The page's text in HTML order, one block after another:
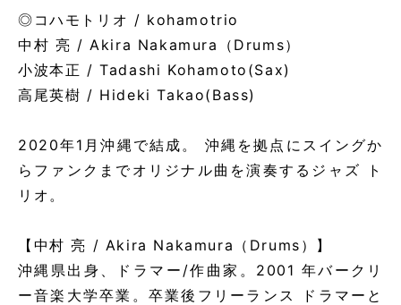
◎コハモトリオ / kohamotrio
中村 亮 / Akira Nakamura（Drums）
小波本正 / Tadashi Kohamoto(Sax)
高尾英樹 / Hideki Takao(Bass)
2020年1月沖縄で結成。 沖縄を拠点にスイングか
らファンクまでオリジナル曲を演奏するジャズ ト
リオ。
【中村 亮 / Akira Nakamura（Drums）】
沖縄県出身、ドラマー/作曲家。2001 年バークリ
ー音楽大学卒業。卒業後フリーランス ドラマーと